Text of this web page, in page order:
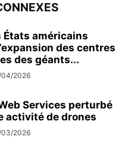
États américains
des centres
des géants...
2026
Services perturbé
activité de drones
03/2026